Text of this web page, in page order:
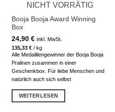
NICHT VORRÄTIG
Booja Booja Award Winning
Box
24,90 € inkl. MwSt.
135,33 €/ kg
Alle Medailliengewinner der Booja Booja
Pralinen zusammen in einer
Geschenkbox. Für liebe Menschen und
natürlich auch sich selbst
WEITERLESEN